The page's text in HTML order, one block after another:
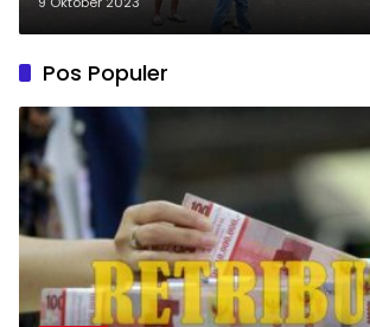
Pos Populer